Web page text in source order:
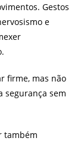
Gestos
e
firme, mas não
segurança sem
também